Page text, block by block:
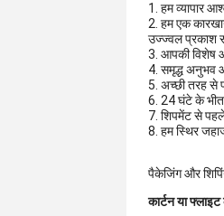
1. हम व्यापार
2. हम एक
उज्ज्वल प्रकाश
3. आपकी विशेष
4. समृद्ध अनुभव
5. अच्छी तरह से
6. 24 घंटे के
7. शिपमेंट से
8. हम स्थिर
पैकेजिंग और
कार्टन या